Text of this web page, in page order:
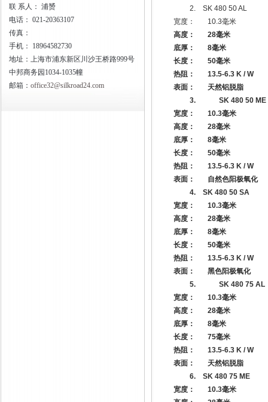
联 系人： 浦赟
电话： 021-20363107
传真：
手机：
18964582730
地址：上海市浦东新区川沙王桥路999号
中邦商务园1034-1035幢
邮箱： office32@silkroad24.com
2.
SK 480 50 AL
宽度：
10.3毫米
高度：
28毫米
底厚：
8毫米
长度：
50毫米
热阻：
13.5-6.3 K / W
表面：
天然铝脱脂
3.
SK 480 50 ME
宽度：
10.3毫米
高度：
28毫米
底厚：
8毫米
长度：
50毫米
热阻：
13.5-6.3 K / W
表面：
自然色阳极氧化
4.
SK 480 50 SA
宽度：
10.3毫米
高度：
28毫米
底厚：
8毫米
长度：
50毫米
热阻：
13.5-6.3 K / W
表面：
黑色阳极氧化
5.
SK 480 75 AL
宽度：
10.3毫米
高度：
28毫米
底厚：
8毫米
长度：
75毫米
热阻：
13.5-6.3 K / W
表面：
天然铝脱脂
6.
SK 480 75 ME
宽度：
10.3毫米